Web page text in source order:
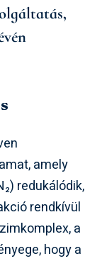
amely
redukálódik,
rendkívül
a
hogy a